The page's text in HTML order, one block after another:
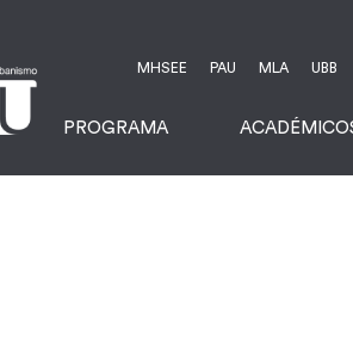
MHSEE PAU MLA UBB
PROGRAMA